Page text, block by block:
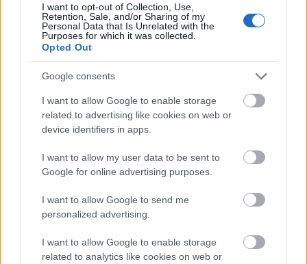
I want to opt-out of Collection, Use,
Retention, Sale, and/or Sharing of my
Personal Data that Is Unrelated with the
Purposes for which it was collected.
Opted Out
Google consents
I want to allow Google to enable storage
related to advertising like cookies on web or
device identifiers in apps.
I want to allow my user data to be sent to
Google for online advertising purposes.
I want to allow Google to send me
personalized advertising.
I want to allow Google to enable storage
related to analytics like cookies on web or